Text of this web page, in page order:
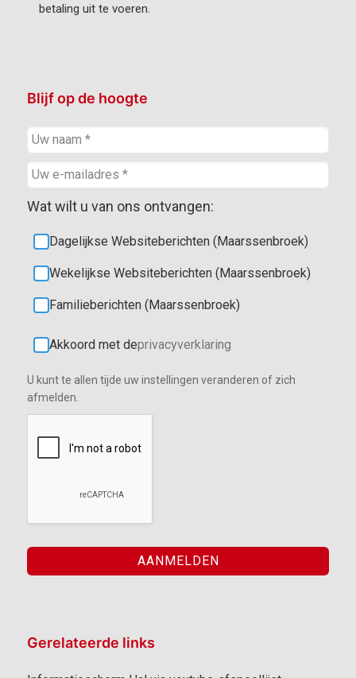
betaling uit te voeren.
Blijf op de hoogte
Wat wilt u van ons ontvangen:
Dagelijkse Websiteberichten (Maarssenbroek)
Wekelijkse Websiteberichten (Maarssenbroek)
Familieberichten (Maarssenbroek)
Akkoord met deprivacyverklaring
U kunt te allen tijde uw instellingen veranderen of zich
afmelden.
Gerelateerde links